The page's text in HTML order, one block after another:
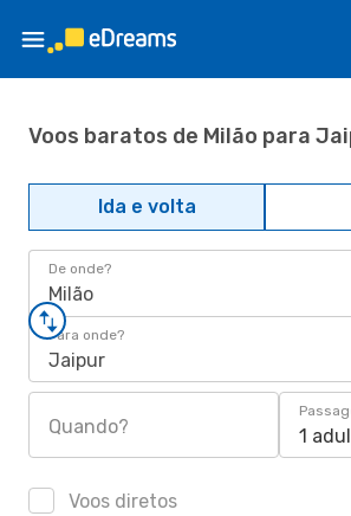
Voos baratos de Milão para
Ida e volta
De onde?
Milão
Para onde?
Jaipur
Quando? 1
Voos diretos